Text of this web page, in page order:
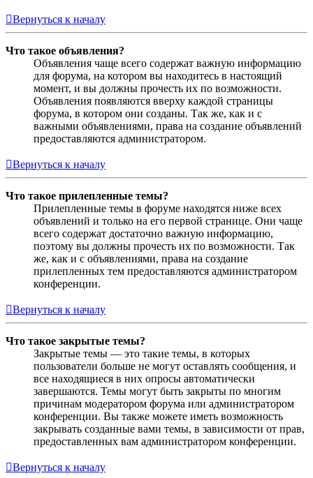
Вернуться к началу
Что такое объявления?
Объявления чаще всего содержат важную информацию
для форума, на котором вы находитесь в настоящий
момент, и вы должны прочесть их по возможности.
Объявления появляются вверху каждой страницы
форума, в котором они созданы. Так же, как и с
важными объявлениями, права на создание объявлений
предоставляются администратором.
Вернуться к началу
Что такое прилепленные темы?
Прилепленные темы в форуме находятся ниже всех
объявлений и только на его первой странице. Они чаще
всего содержат достаточно важную информацию,
поэтому вы должны прочесть их по возможности. Так
же, как и с объявлениями, права на создание
прилепленных тем предоставляются администратором
конференции.
Вернуться к началу
Что такое закрытые темы?
Закрытые темы — это такие темы, в которых
пользователи больше не могут оставлять сообщения, и
все находящиеся в них опросы автоматически
завершаются. Темы могут быть закрыты по многим
причинам модератором форума или администратором
конференции. Вы также можете иметь возможность
закрывать созданные вами темы, в зависимости от прав,
предоставленных вам администратором конференции.
Вернуться к началу